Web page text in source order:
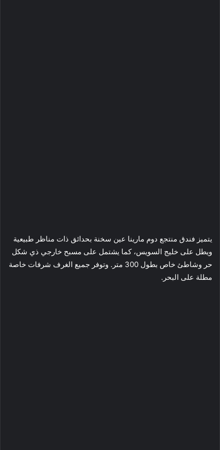
يتميز فندق منتجع دوم مارينا عين سخنة بحدائق ذات مناظر طبيعية
ويطل على خليج السويس، كما يشتمل على مسبح خارجي ذي شكل
حر وشاطئ خاص بطول 300 متر. وتوفر جميع الغرف شرفات خاصة
مطلة على البحر.